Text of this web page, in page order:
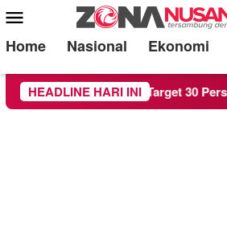
Mobile
Menu
Home Nasional Ekonomi
HEADLINE HARI INI
demi Target 30 Persen Lahan Hijau